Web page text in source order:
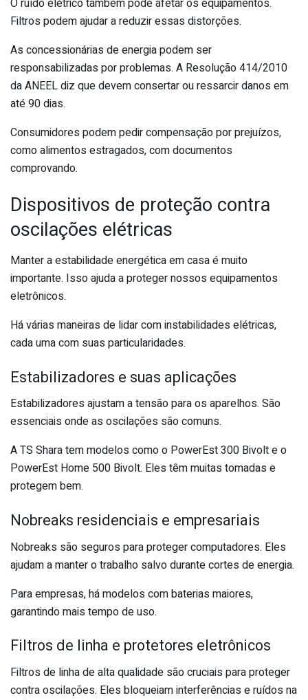
O ruído elétrico também pode afetar os equipamentos.
Filtros podem ajudar a reduzir essas distorções.
As concessionárias de energia podem ser
responsabilizadas por problemas. A Resolução 414/2010
da ANEEL diz que devem consertar ou ressarcir danos em
até 90 dias.
Consumidores podem pedir compensação por prejuízos,
como alimentos estragados, com documentos
comprovando.
Dispositivos de proteção contra
oscilações elétricas
Manter a estabilidade energética em casa é muito
importante. Isso ajuda a proteger nossos equipamentos
eletrônicos.
Há várias maneiras de lidar com instabilidades elétricas,
cada uma com suas particularidades.
Estabilizadores e suas aplicações
Estabilizadores ajustam a tensão para os aparelhos. São
essenciais onde as oscilações são comuns.
A TS Shara tem modelos como o PowerEst 300 Bivolt e o
PowerEst Home 500 Bivolt. Eles têm muitas tomadas e
protegem bem.
Nobreaks residenciais e empresariais
Nobreaks são seguros para proteger computadores. Eles
ajudam a manter o trabalho salvo durante cortes de energia.
Para empresas, há modelos com baterias maiores,
garantindo mais tempo de uso.
Filtros de linha e protetores eletrônicos
Filtros de linha de alta qualidade são cruciais para proteger
contra oscilações. Eles bloqueiam interferências e ruídos na